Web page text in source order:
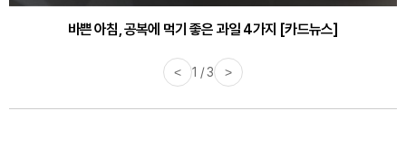
바쁜 아침, 공복에 먹기 좋은 과일 4가지 [카드뉴스]
< 1 / 3 >